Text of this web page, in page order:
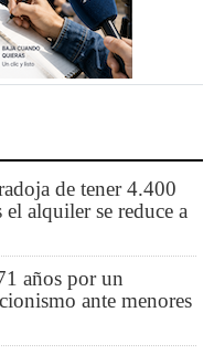
de tener 4.400
alquiler se reduce a
años por un
ante menores